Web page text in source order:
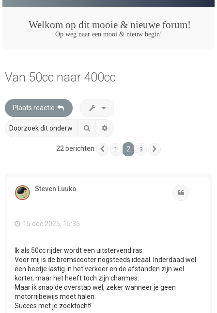
Welkom op dit mooie & nieuwe forum!
Op weg naar een mooi & nieuw begin!
Van 50cc naar 400cc
Plaats reactie
Zoek
22 berichten Vorige
1 2 3
Steven Luuko
15 dec 2025, 15:35
Ik als 50cc rijder wordt een uitstervend ras.
Voor mij is de bromscooter nogsteeds ideaal. Inderdaad wel
een beetje lastig in het verkeer en de afstanden zijn wel
korter, maar het heeft toch zijn charmes.
Maar ik snap de overstap wel, zeker wanneer je geen
motorrijbewijs moet halen.
Succes met je zoektocht!